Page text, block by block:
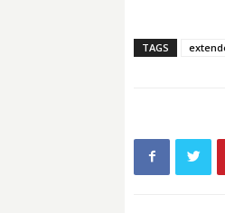
TAGS